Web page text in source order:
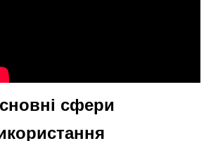
сфери